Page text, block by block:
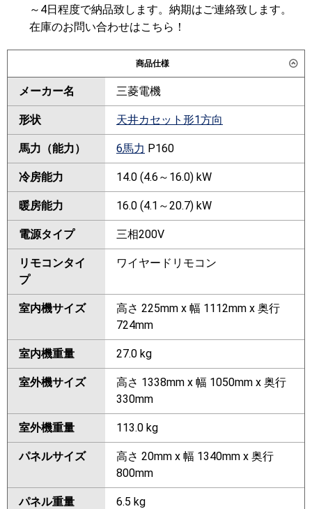
～4日程度で納品致します。納期はご連絡致します。
在庫のお問い合わせはこちら！
商品仕様
メーカー名 三菱電機
形状 天井カセット形1方向
馬力（能力） 6馬力 P160
冷房能力 14.0 (4.6～16.0) kW
暖房能力 16.0 (4.1～20.7) kW
電源タイプ 三相200V
リモコンタイ
プ
ワイヤードリモコン
室内機サイズ
高さ 225mm x 幅 1112mm x 奥行
724mm
室内機重量 27.0 kg
室外機サイズ
高さ 1338mm x 幅 1050mm x 奥行
330mm
室外機重量 113.0 kg
パネルサイズ
高さ 20mm x 幅 1340mm x 奥行
800mm
パネル重量 6.5 kg